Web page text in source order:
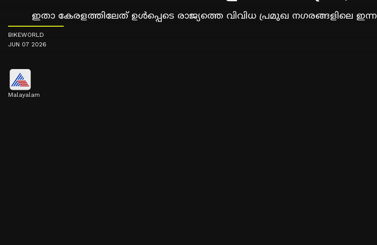
ഇതാ കേരളത്തിലേത് ഉൾപ്പെടെ രാജ്യത്തെ വിവിധ പ്രമുഖ നഗരങ്ങളിലെ
BIKEWORLD
JUN 07 2026
Malayalam